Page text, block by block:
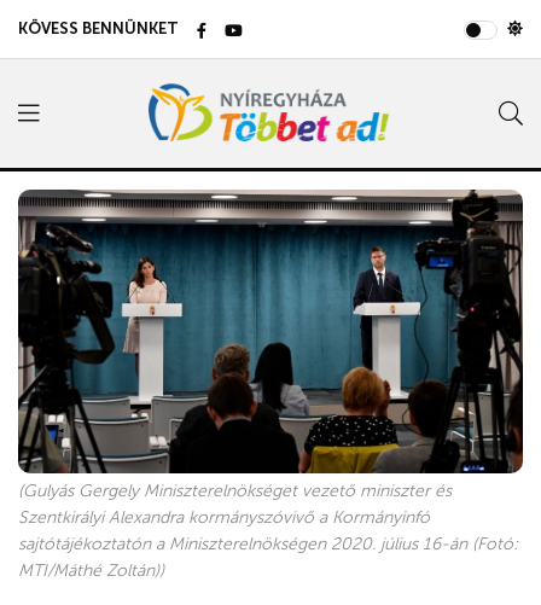
KÖVESS BENNÜNKET
(Gulyás Gergely Miniszterelnökséget vezető miniszter és
Szentkirályi Alexandra kormányszóvivő a Kormányinfó
sajtótájékoztatón a Miniszterelnökségen 2020. július 16-án (Fotó:
MTI/Máthé Zoltán))